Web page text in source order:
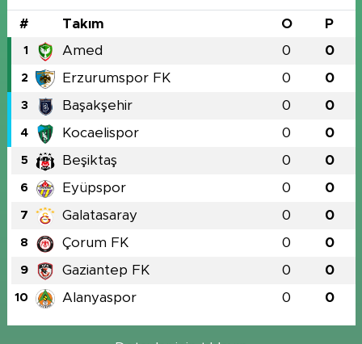
# Takım O P
1 Amed 0 0
2 Erzurumspor FK 0 0
3 Başakşehir 0 0
4 Kocaelispor 0 0
5 Beşiktaş 0 0
6 Eyüpspor 0 0
7 Galatasaray 0 0
8 Çorum FK 0 0
9 Gaziantep FK 0 0
10 Alanyaspor 0 0